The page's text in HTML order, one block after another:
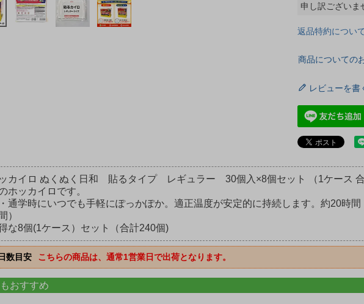
申し訳ございま
返品特約について
商品についての
レビューを書
カイロ ぬくぬく日和 貼るタイプ レギュラー 30個入×8個セット （1ケース 合
ホッカイロです。
通学時にいつでも手軽にぽっかぽか。適正温度が安定的に持続します。約20時
）
な8個(1ケース）セット（合計240個)
数目安 こちらの商品は、通常1営業日で出荷となります。
おすすめ